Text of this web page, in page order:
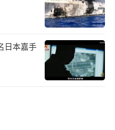
日本嘉手